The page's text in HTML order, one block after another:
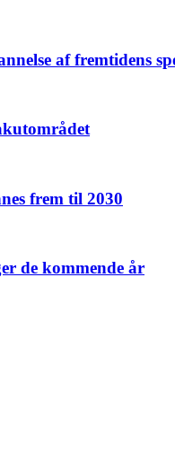
af fremtidens
frem til 2030
de kommende år